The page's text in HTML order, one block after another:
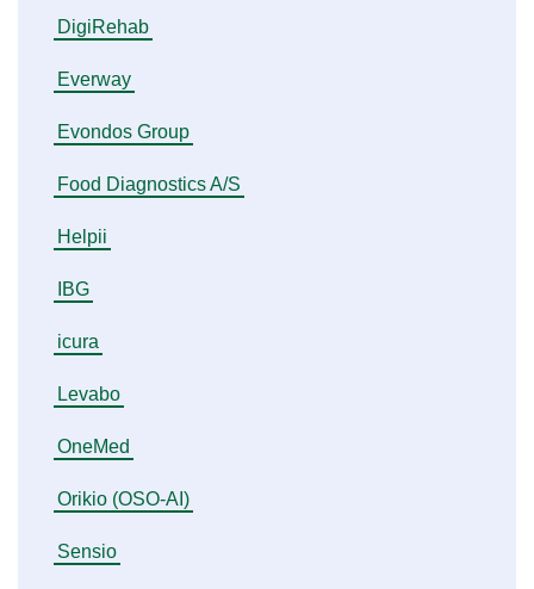
DigiRehab
Everway
Evondos Group
Food Diagnostics A/S
Helpii
IBG
icura
Levabo
OneMed
Orikio (OSO-AI)
Sensio